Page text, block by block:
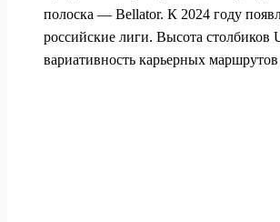
полоска — Bellator. К 2024 году
российские лиги. Высота столбиков
вариативность карьерных маршрутов